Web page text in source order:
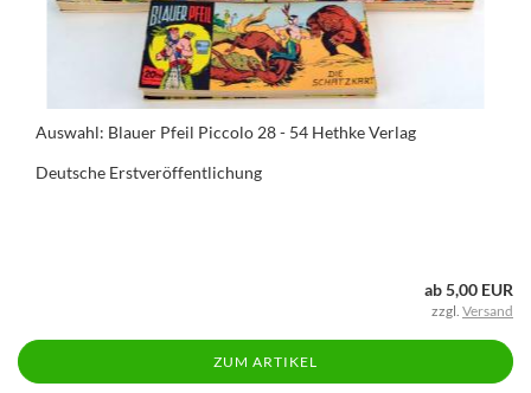
Auswahl: Blauer Pfeil Piccolo 28 - 54 Hethke Verlag
Deutsche Erstveröffentlichung
ab 5,00 EUR
zzgl. Versand
ZUM ARTIKEL